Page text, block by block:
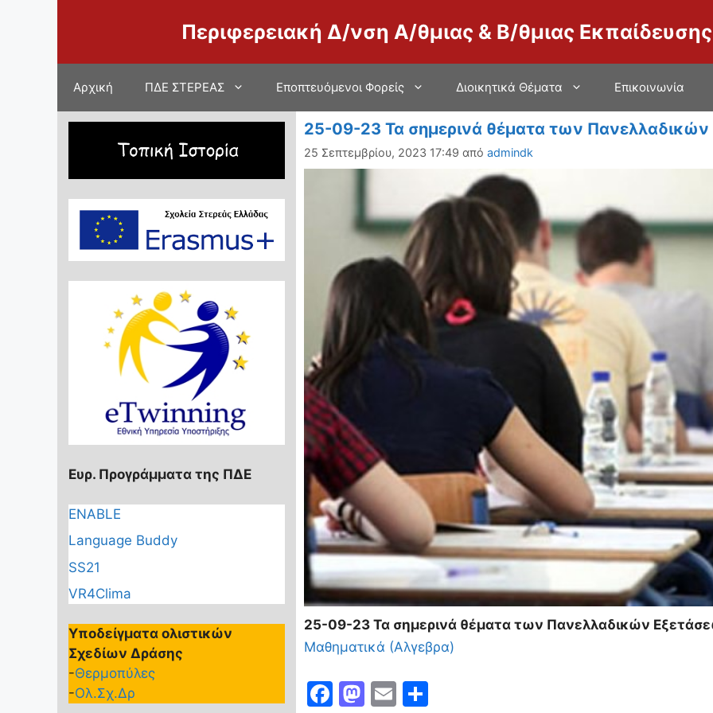
Περιφερειακή Δ/νση Α/θμιας & Β/θμιας
Αρχική ΠΔΕ ΣΤΕΡΕΑΣ Εποπτευόμενοι Φορείς Διοικητικά Θέματα Επικοινωνία
25-09-23 Τα σημερινά θέματα των
25 Σεπτεμβρίου, 2023 17:49 από admindk
25-09-23 Τα σημερινά θέματα των Πανελλαδικών
Μαθηματικά (Αλγεβρα)
F
M E
Ευρ. Προγράμματα της ΠΔΕ
ENABLE
Language Buddy
SS21
VR4Clima
Υποδείγματα ολιστικών
Σχεδίων Δράσης
-Θερμοπύλες
-Ολ.Σχ.Δρ